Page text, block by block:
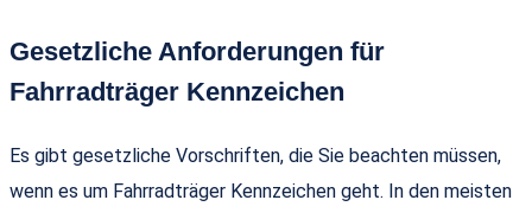
Gesetzliche Anforderungen für
Fahrradträger Kennzeichen
Es gibt gesetzliche Vorschriften, die Sie beachten müssen,
wenn es um Fahrradträger Kennzeichen geht. In den meisten